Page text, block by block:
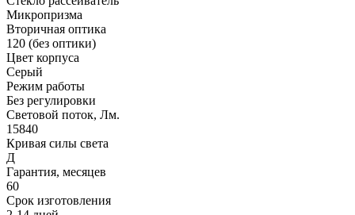
Микропризма
Вторичная оптика
120 (без оптики)
Цвет корпуса
Серый
Режим работы
Без регулировки
Световой поток, Лм.
15840
Кривая силы света
Д
Гарантия, месяцев
60
Срок изготовления